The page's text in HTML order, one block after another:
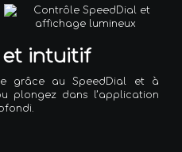
intuitif
grâce au SpeedDial et à
plongez dans l’application